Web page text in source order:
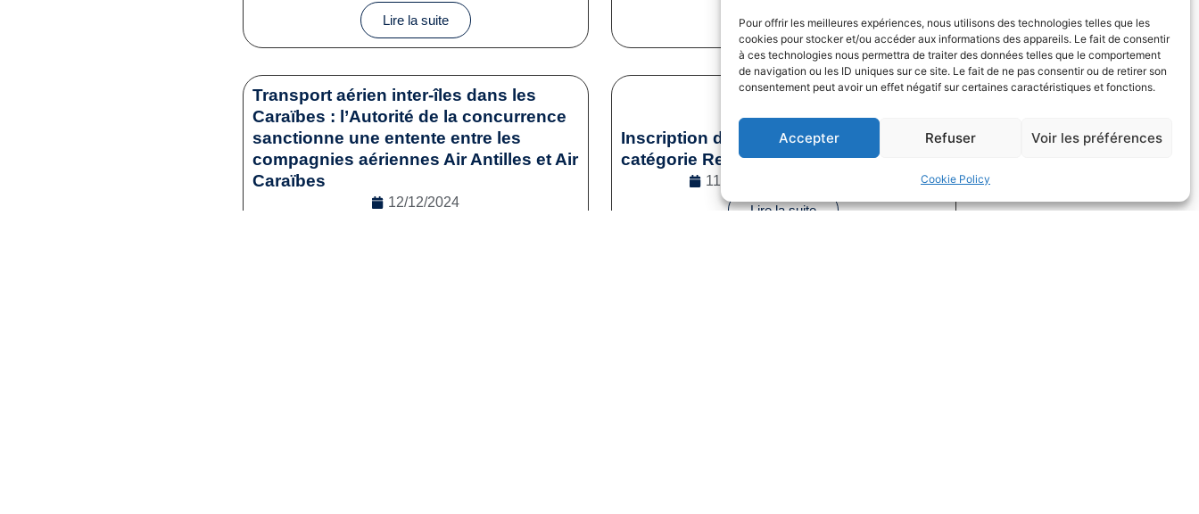
Pour offrir les meilleures expériences, nous utilisons des technologies telles que les
cookies pour stocker et/ou accéder aux informations des appareils. Le fait de consentir
à ces technologies nous permettra de traiter des données telles que le comportement
de navigation ou les ID uniques sur ce site. Le fait de ne pas consentir ou de retirer son
consentement peut avoir un effet négatif sur certaines caractéristiques et fonctions.
Accepter Refuser Voir les préférences
Cookie Policy
Lire la suite
Transport aérien inter-îles dans les
Caraïbes : l’Autorité de la concurrence
sanctionne une entente entre les
compagnies aériennes Air Antilles et Air
Caraïbes
12/12/2024
Inscription des sportifs dans la
catégorie Reconversion
11/12/2024
Lire la suite